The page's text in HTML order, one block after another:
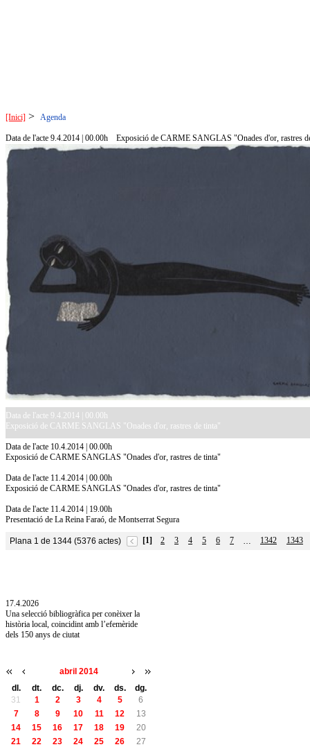
[Inici] > Agenda
Data de l'acte 9.4.2014 | 00.00h Exposició de CARME SANGLAS "Onades d'or, rastres
Data de l'acte 9.4.2014 | 00.00h
Exposició de CARME SANGLAS "Onades d'or, rastres de tinta"
Data de l'acte 10.4.2014 | 00.00h
Exposició de CARME SANGLAS "Onades d'or, rastres de tinta"
Data de l'acte 11.4.2014 | 00.00h
Exposició de CARME SANGLAS "Onades d'or, rastres de tinta"
Data de l'acte 11.4.2014 | 19.00h
Presentació de La Reina Faraó, de Montserrat Segura
Plana 1 de 1344 (5376 actes) [1] 2 3 4 5 6 7 … 1342
1343
17.4.2026
Una selecció bibliogràfica per conèixer la
història local, coincidint amb l’efemèride
dels 150 anys de ciutat
abril 2014
dl.
dt. dc. dj. dv. ds.
dg.
31
1 2 3 4 5
6
7
8 9 10 11 12
13
14
15 16 17 18 19
20
21
22 23 24 25 26
27